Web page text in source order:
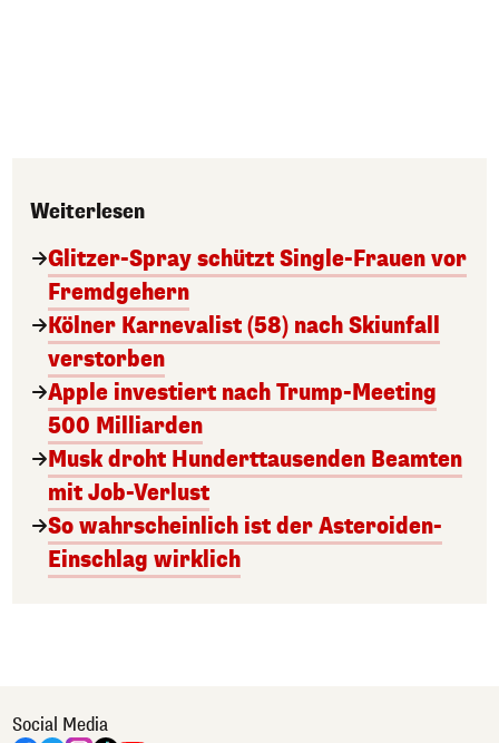
Weiterlesen
Glitzer-Spray schützt Single-Frauen vor
Fremdgehern
Kölner Karnevalist (58) nach Skiunfall
verstorben
Apple investiert nach Trump-Meeting
500 Milliarden
Musk droht Hunderttausenden Beamten
mit Job-Verlust
So wahrscheinlich ist der Asteroiden-
Einschlag wirklich
Social Media